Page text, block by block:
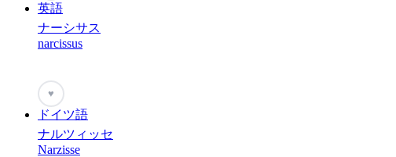
英語
ナーシサス
narcissus
♥
ドイツ語
ナルツィッセ
Narzisse